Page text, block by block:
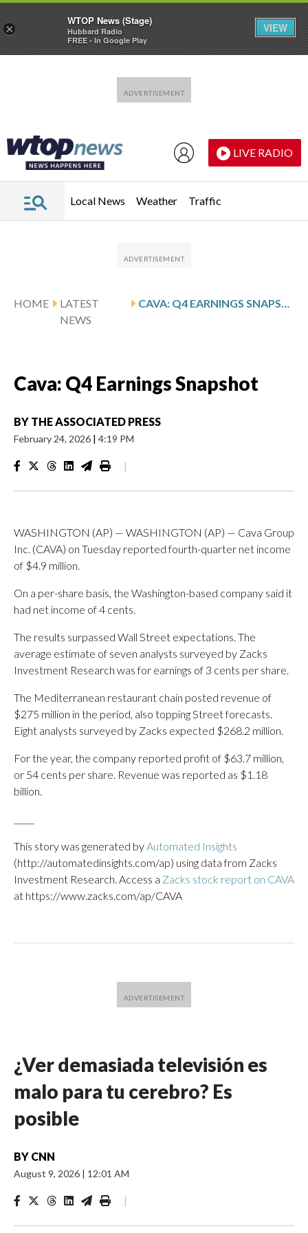
LIVE RADIO
Local News Weather Traffic
HOME
LATEST
NEWS
CAVA: Q4 EARNINGS SNAPSHOT
Cava: Q4 Earnings Snapshot
BY THE ASSOCIATED PRESS
February 24, 2026 | 4:19 PM
|
WASHINGTON (AP) — WASHINGTON (AP) — Cava Group
Inc. (CAVA) on Tuesday reported fourth-quarter net income
of $4.9 million.
On a per-share basis, the Washington-based company said it
had net income of 4 cents.
The results surpassed Wall Street expectations. The
average estimate of seven analysts surveyed by Zacks
Investment Research was for earnings of 3 cents per share.
The Mediterranean restaurant chain posted revenue of
$275 million in the period, also topping Street forecasts.
Eight analysts surveyed by Zacks expected $268.2 million.
For the year, the company reported profit of $63.7 million,
or 54 cents per share. Revenue was reported as $1.18
billion.
This story was generated byAutomated Insights
(http://automatedinsights.com/ap) using data from Zacks
Investment Research. Access a Zacks stock report on CAVA
at https://www.zacks.com/ap/CAVA
¿Ver demasiada televisión es
malo para tu cerebro? Es
posible
BY CNN
August 9, 2026 | 12:01 AM
|
×
WTOP News (Stage)
Hubbard Radio
FREE - In Google Play
VIEW